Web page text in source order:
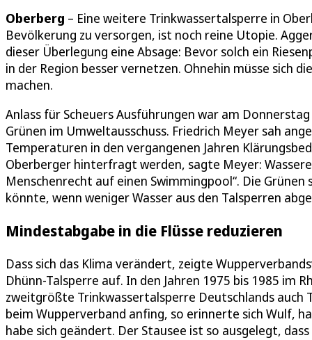
Oberberg – Eine weitere Trinkwassertalsperre in
Bevölkerung zu versorgen, ist noch reine Utopie.
dieser Überlegung eine Absage: Bevor solch ein
in der Region besser vernetzen. Ohnehin müsse sich
machen.
Anlass für Scheuers Ausführungen war am
Grünen im Umweltausschuss. Friedrich Meyer sah
Temperaturen in den vergangenen Jahren
Oberberger hinterfragt werden, sagte Meyer:
Menschenrecht auf einen Swimmingpool“. Die
könnte, wenn weniger Wasser aus den Talsperren
Mindestabgabe in die Flüsse reduzieren
Dass sich das Klima verändert, zeigte
Dhünn-Talsperre auf. In den Jahren 1975 bis 1985 im
zweitgrößte Trinkwassertalsperre Deutschlands auch
beim Wupperverband anfing, so erinnerte sich Wulf,
habe sich geändert. Der Stausee ist so ausgelegt,